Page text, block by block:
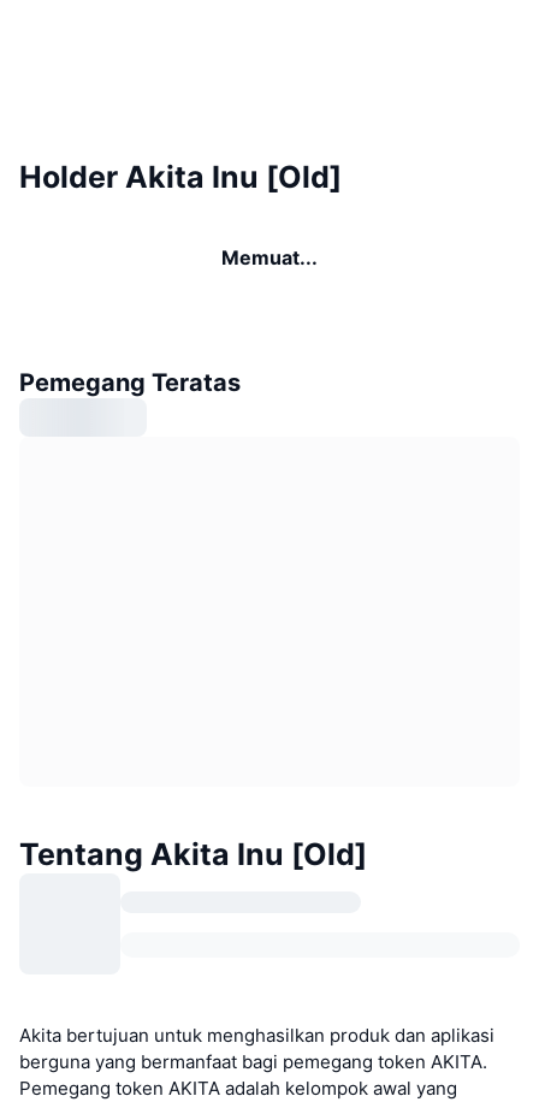
Holder Akita Inu [Old]
Memuat...
Pemegang Teratas
Tentang Akita Inu [Old]
Akita bertujuan untuk menghasilkan produk dan aplikasi
berguna yang bermanfaat bagi pemegang token AKITA.
Pemegang token AKITA adalah kelompok awal yang